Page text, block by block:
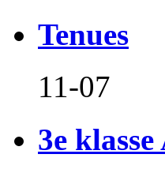
Tenues
11-07
3e